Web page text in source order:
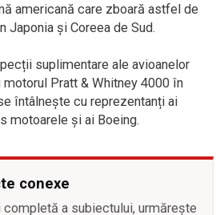
americană care zboară astfel de
Japonia și Coreea de Sud.
suplimentare ale avioanelor
Pratt & Whitney 4000 în
întâlnește cu reprezentanți ai
motoarele și ai Boeing.
conexe
completă a subiectului, urmărește